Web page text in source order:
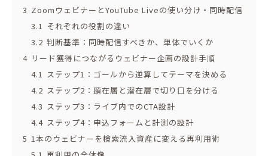
3 ZoomウェビナーとYouTube Liveの使い分け・同時配信
3.1 それぞれの役割の違い
3.2 判断基準：同時配信すべきか、単体でいくか
4 リード獲得につながるウェビナー企画の設計手順
4.1 ステップ1：ゴールから逆算してテーマを決める
4.2 ステップ2：顕在層と潜在層で切り口を分ける
4.3 ステップ3：ライブ内でのCTA設計
4.4 ステップ4：申込フォームと計測の設計
5 1本のウェビナーを検索流入資産に変える再利用術